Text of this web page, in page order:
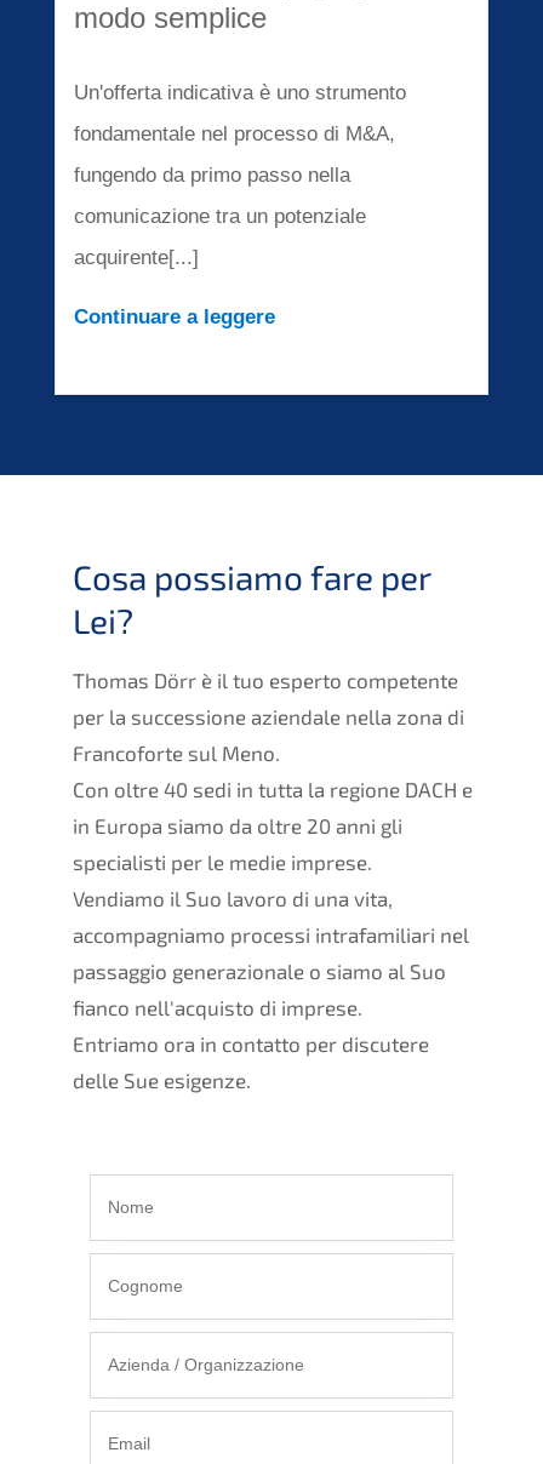
modo semplice
Un'offerta indicativa è uno strumento
fondamentale nel processo di M&A,
fungendo da primo passo nella
comunicazione tra un potenziale
acquirente[...]
Continuare a leggere
Cosa possiamo fare per
Lei?
Thomas Dörr è il tuo esperto competente
per la successione aziendale nella zona di
Francoforte sul Meno.
Con oltre 40 sedi in tutta la regione DACH e
in Europa siamo da oltre 20 anni gli
specialisti per le medie imprese.
Vendiamo il Suo lavoro di una vita,
accompagniamo processi intrafamiliari nel
passaggio generazionale o siamo al Suo
fianco nell'acquisto di imprese.
Entriamo ora in contatto per discutere
delle Sue esigenze.